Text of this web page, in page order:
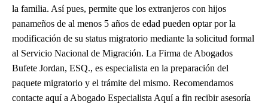
la familia. Así pues, permite que los extranjeros con hijos
panameños de al menos 5 años de edad pueden optar por la
modificación de su status migratorio mediante la solicitud formal
al Servicio Nacional de Migración. La Firma de Abogados
Bufete Jordan, ESQ., es especialista en la preparación del
paquete migratorio y el trámite del mismo. Recomendamos
contacte aquí a Abogado Especialista Aquí a fin recibir asesoría